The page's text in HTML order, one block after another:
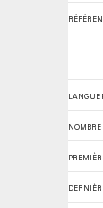
LANGUE
NOMBRE